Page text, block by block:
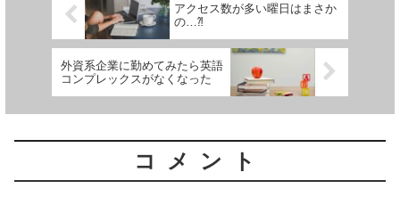
アクセス数が多い曜日はまさか
の…⁈
外資系企業に勤めてみたら英語
コンプレックスがなくなった
コメント